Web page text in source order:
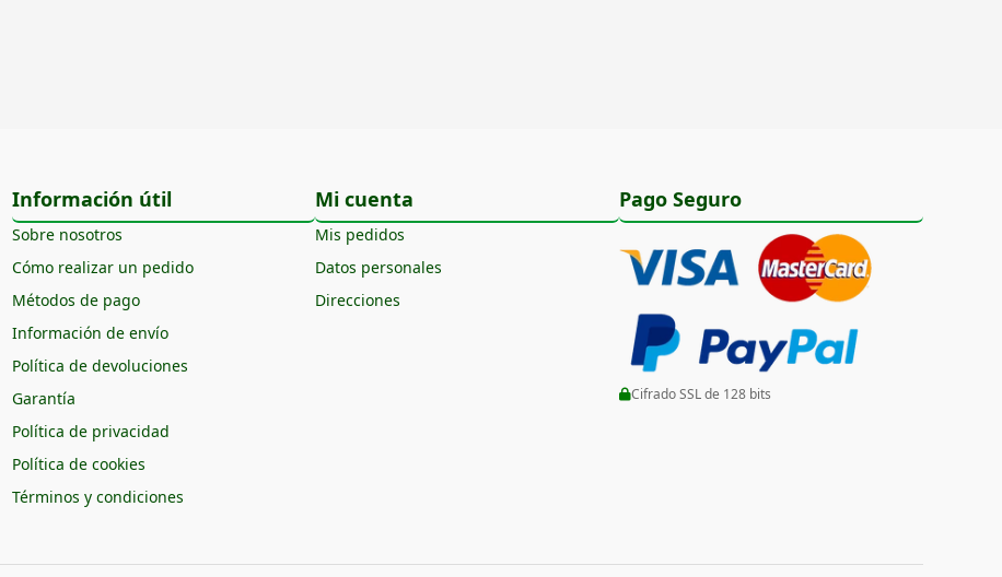
Información útil
Sobre nosotros
Cómo realizar un pedido
Métodos de pago
Información de envío
Política de devoluciones
Garantía
Política de privacidad
Política de cookies
Términos y condiciones
Mi cuenta
Mis pedidos
Datos personales
Direcciones
Pago Seguro
Cifrado SSL de 128 bits